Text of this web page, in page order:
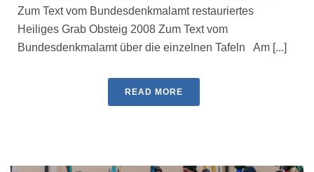
Zum Text vom Bundesdenkmalamt restauriertes
Heiliges Grab Obsteig 2008 Zum Text vom
Bundesdenkmalamt über die einzelnen Tafeln Am [...]
READ MORE